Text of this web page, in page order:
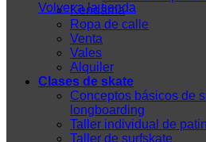
Volver a la tienda
Kendama
Ropa de calle
Venta
Vales
Alquiler
Clases de skate
Conceptos básicos de
longboarding
Taller individual de
Taller de surfskate